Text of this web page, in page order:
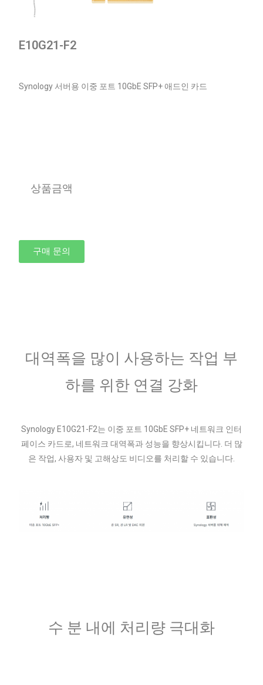
E10G21-F2
Synology 서버용 이중 포트 10GbE SFP+ 애드인 카드
상품금액
구매 문의
대역폭을 많이 사용하는 작업 부
하를 위한 연결 강화
Synology E10G21-F2는 이중 포트 10GbE SFP+ 네트워크 인터
페이스 카드로, 네트워크 대역폭과 성능을 향상시킵니다. 더 많
은 작업, 사용자 및 고해상도 비디오를 처리할 수 있습니다.
수 분 내에 처리량 극대화